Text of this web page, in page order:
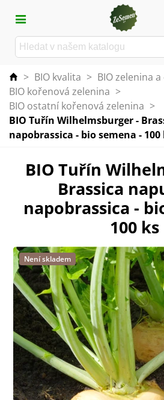
> BIO kvalita > BIO zelenina
BIO kořenová zelenina >
BIO ostatní kořenová zelenina >
BIO Tuřín Wilhelmsburger -
napobrassica - bio semena - 100
BIO Tuřín
Brassica
napobrassica -
100 ks
Není skladem